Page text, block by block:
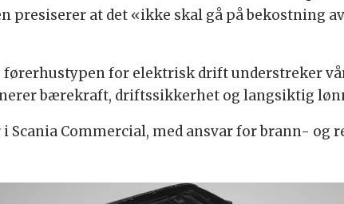
presiserer at det «ikke skal gå på bekostning
førerhustypen for elektrisk drift understreker
bærekraft, driftssikkerhet og langsiktig
Scania Commercial, med ansvar for brann-